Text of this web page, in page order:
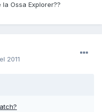
Ossa Explorer??
2011